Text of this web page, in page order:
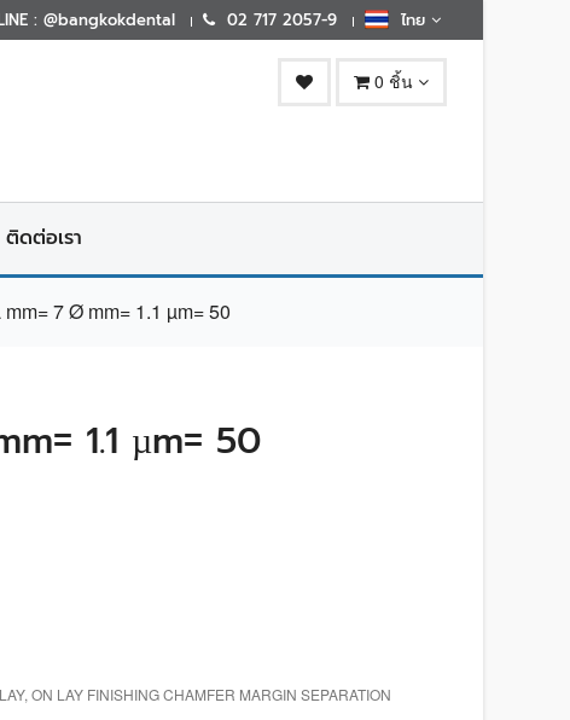
: @bangkokdental 02 717 2057-9 ไทย
0 ชิ้น
ติดต่อเรา
7 Ø mm= 1.1 µm= 50
1.1 µm= 50
ON LAY FINISHING CHAMFER MARGIN SEPARATION